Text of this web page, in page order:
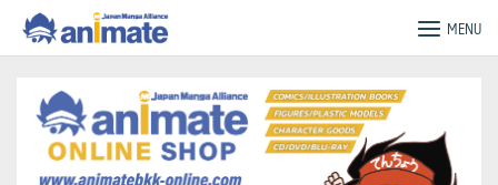
Skipanimate Bangkok – Official Website MENU